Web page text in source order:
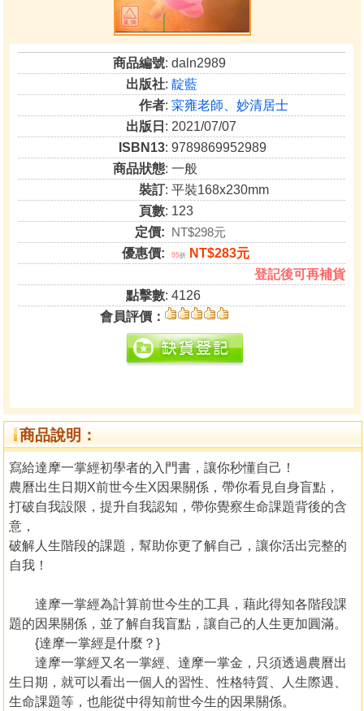
商品編號: daln2989
出版社:靛藍
作者:寀雍老師、妙清居士
出版日 : 2021/07/07
ISBN13: 9789869952989
商品狀態: 一般
裝訂: 平裝168x230mm
頁數: 123
定價: NT$298元
優惠價:
95折
NT$283元
登記後可再補貨
點擊數: 4126
會員評價：
商品說明：
寫給達摩一掌經初學者的入門書，讓你秒懂自己！
農曆出生日期X前世今生X因果關係，帶你看見自身盲點，
打破自我設限，提升自我認知，帶你覺察生命課題背後的含
意，
破解人生階段的課題，幫助你更了解自己，讓你活出完整的
自我！
達摩一掌經為計算前世今生的工具，藉此得知各階段課
題的因果關係，並了解自我盲點，讓自己的人生更加圓滿。
{達摩一掌經是什麼？}
達摩一掌經又名一掌經、達摩一掌金，只須透過農曆出
生日期，就可以看出一個人的習性、性格特質、人生際遇、
生命課題等，也能從中得知前世今生的因果關係。